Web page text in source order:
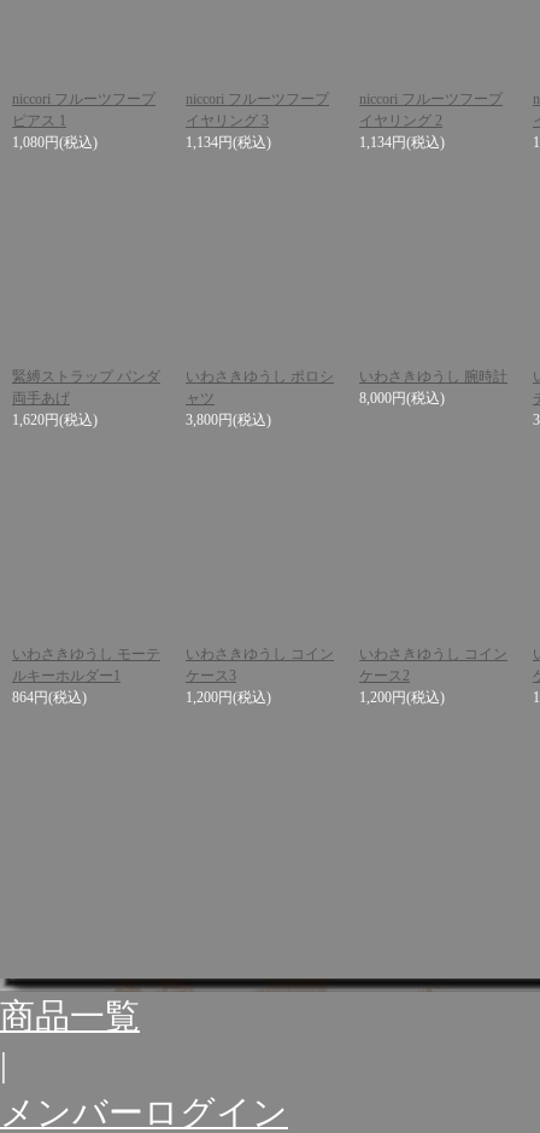
niccori フルーツフープ
ピアス 1
1,080円(税込)
niccori フルーツフープ
イヤリング 3
1,134円(税込)
niccori フルーツフープ
イヤリング 2
1,134円(税込)
緊縛ストラップ パンダ
両手あげ
1,620円(税込)
いわさきゆうし ポロシ
ャツ
3,800円(税込)
いわさきゆうし 腕時計
8,000円(税込)
いわさきゆうし モーテ
ルキーホルダー1
864円(税込)
いわさきゆうし コイン
ケース3
1,200円(税込)
いわさきゆうし コイン
ケース2
1,200円(税込)
商品一覧
|
メンバーログイン